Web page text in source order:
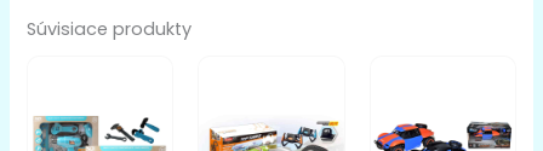
Súvisiace produkty